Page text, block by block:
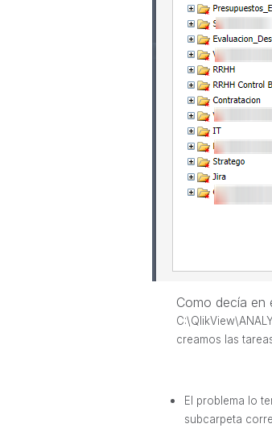
Como decía en
creamos las
El problema lo
subcarpeta